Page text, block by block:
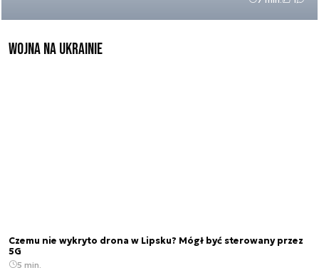
Wojna na Ukrainie
Czemu nie wykryto drona w Lipsku? Mógł być sterowany przez
5G
5 min.